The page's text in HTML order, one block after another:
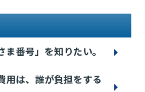
番号」を知りたい。
用は、誰が負担をする